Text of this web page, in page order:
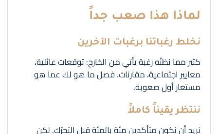
لماذا هذا صعب جداً
نخلط رغباتنا برغبات الآخرين
كثير مما نظنّه رغبة يأتي من الخارج: توقعات عائلية،
معايير اجتماعية، مقارنات. فصل ما هو لك عما هو
مستعار أول صعوبة.
ننتظر يقيناً كاملاً
نريد أن نكون متأكدين مئة بالمئة قبل التحرّك. لكن